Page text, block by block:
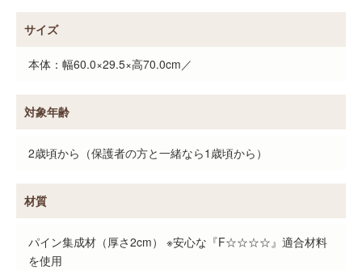
サイズ
本体：幅60.0×29.5×高70.0cm／
対象年齢
2歳頃から（保護者の方と一緒なら1歳頃から）
材質
パイン集成材（厚さ2cm） ※安心な『F☆☆☆☆』適合材料
を使用